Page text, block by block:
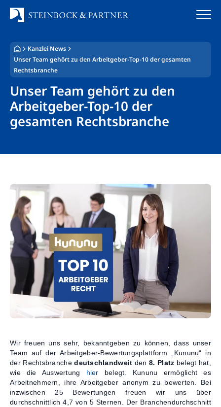
Inhalt
springen
Startseite
Kanzlei
Team
Standorte
Stellenangebote
Kontakt
Kanzlei News
Unser Team gehört zu den Arbeitgeber-Top-10 der gesamten
Rechtsbranche
Unser Team gehört zu den
Arbeitgeber-Top-10 der
gesamten Rechtsbranche
Wir freuen uns sehr, bekanntgeben zu können, dass unser
Team auf der Arbeitgeber-Bewertungsplattform „Kununu“ in
der Rechtsbranchedeutschlandweit den8. Platz belegt hat,
wie die Auswertung hier belegt. Kununu ermöglicht es
Arbeitnehmern, ihre Arbeitgeber anonym zu bewerten. Bei
inzwischen 25 Bewertungen freuen wir uns über
durchschnittlich 4,7 von 5 Sternen. Der Branchendurchschnitt